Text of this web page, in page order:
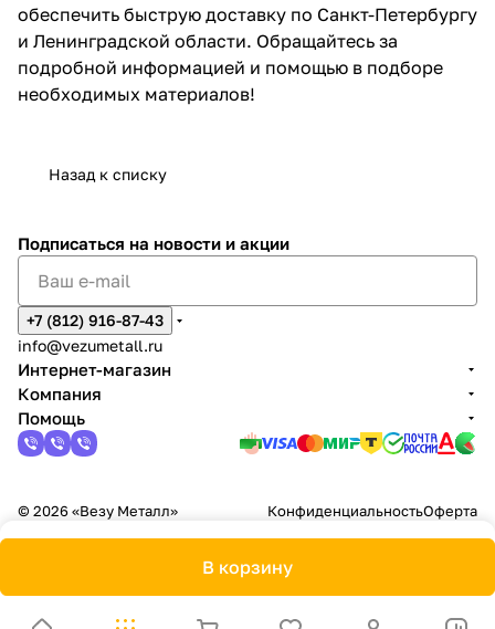
обеспечить быструю доставку по Санкт-Петербургу
и Ленинградской области. Обращайтесь за
подробной информацией и помощью в подборе
необходимых материалов!
Назад к списку
В корзину
Подписаться на новости и акции
+7 (812) 916-87-43
info@vezumetall.ru
Интернет-магазин
Компания
Помощь
© 2026 «Везу Металл» КонфиденциальностьОферта